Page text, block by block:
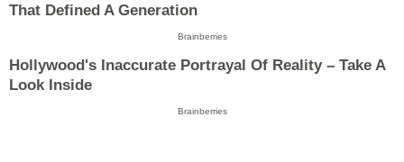
That Defined A Generation
Brainberries
Hollywood's Inaccurate Portrayal Of Reality – Take A
Look Inside
Brainberries